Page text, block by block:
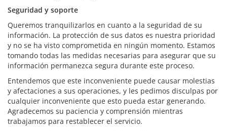
Seguridad y soporte
Queremos tranquilizarlos en cuanto a la seguridad de su
información. La protección de sus datos es nuestra prioridad
y no se ha visto comprometida en ningún momento. Estamos
tomando todas las medidas necesarias para asegurar que su
información permanezca segura durante este proceso.
Entendemos que este inconveniente puede causar molestias
y afectaciones a sus operaciones, y les pedimos disculpas por
cualquier inconveniente que esto pueda estar generando.
Agradecemos su paciencia y comprensión mientras
trabajamos para restablecer el servicio.